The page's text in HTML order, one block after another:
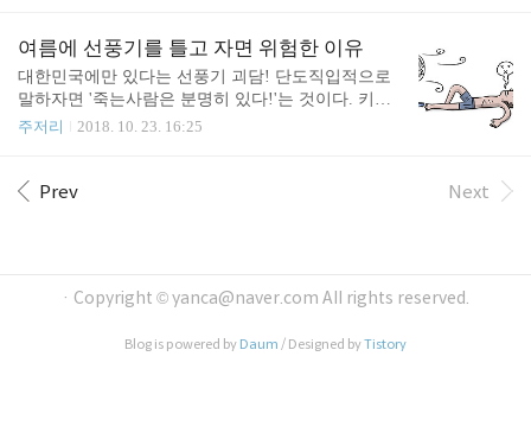
발을 들일 수 있는 출입구 였던 셈이다. 물론 일본게
임기인 '훼밀리'도 중학교 2학년때 학교에서 가장 키
작..
게도 8400GS LP 그래픽카드가 달려있는것이 아닌
가! LP는 슬림용 그래픽카드에 붙는 명칭이고 엄청
구리구리한 그래픽 카드인것이다. 트위치를 볼때 크
느렸다. 유튜브도 약간 느린감이 있는데 내가 알기로
로도 충분한 성능인것을 잘 알고 있던 터였기에 컨트
롤 + 알트 + 델로 '작업관리자'를 살펴보니 씨피유랑
여름에 선풍기를 틀고 자면 위험한 이유
대한민국에만 있다는 선풍기 괴담! 단도직입적으로
말하자면 '죽는사람은 분명히 있다!'는 것이다. 키워
드 : 선풍기, 괴담, 돌연사, 피떡, 저체온증, 혈전, 이
록 하겠다. 나는 의사도 아니고 전공의도 하니니 참
되지도 않았지만 경험자인 나는 알 수 있고 주장 할
험을 한 경험자이기 때문이다.] 아무나 죽는것은 아
주저리 2018. 10. 23. 16:25
Prev Next
· Copyright © yanca@naver.com All rights reserved.
Blog is powered by Daum / Designed byTistory